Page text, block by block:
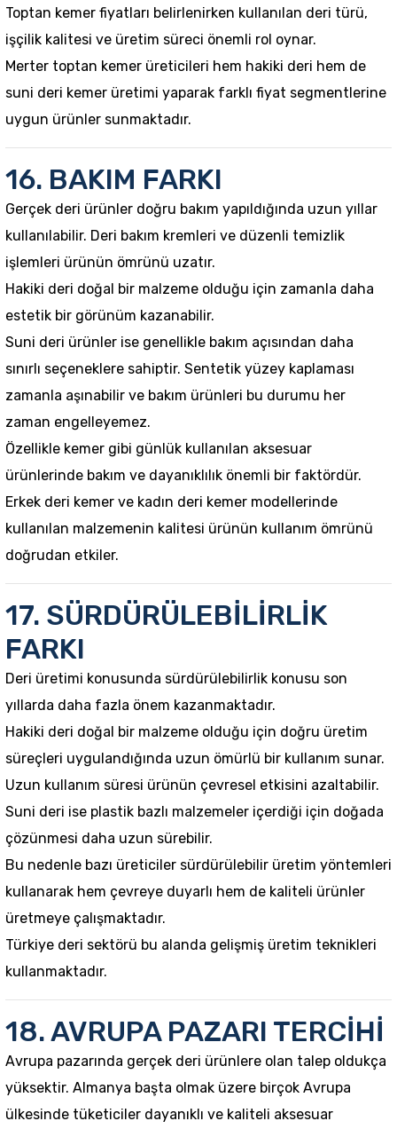
Toptan kemer fiyatları belirlenirken kullanılan deri türü,
işçilik kalitesi ve üretim süreci önemli rol oynar.
Merter toptan kemer üreticileri hem hakiki deri hem de
suni deri kemer üretimi yaparak farklı fiyat segmentlerine
uygun ürünler sunmaktadır.
16. BAKIM FARKI
Gerçek deri ürünler doğru bakım yapıldığında uzun yıllar
kullanılabilir. Deri bakım kremleri ve düzenli temizlik
işlemleri ürünün ömrünü uzatır.
Hakiki deri doğal bir malzeme olduğu için zamanla daha
estetik bir görünüm kazanabilir.
Suni deri ürünler ise genellikle bakım açısından daha
sınırlı seçeneklere sahiptir. Sentetik yüzey kaplaması
zamanla aşınabilir ve bakım ürünleri bu durumu her
zaman engelleyemez.
Özellikle kemer gibi günlük kullanılan aksesuar
ürünlerinde bakım ve dayanıklılık önemli bir faktördür.
Erkek deri kemer ve kadın deri kemer modellerinde
kullanılan malzemenin kalitesi ürünün kullanım ömrünü
doğrudan etkiler.
17. SÜRDÜRÜLEBİLİRLİK
FARKI
Deri üretimi konusunda sürdürülebilirlik konusu son
yıllarda daha fazla önem kazanmaktadır.
Hakiki deri doğal bir malzeme olduğu için doğru üretim
süreçleri uygulandığında uzun ömürlü bir kullanım sunar.
Uzun kullanım süresi ürünün çevresel etkisini azaltabilir.
Suni deri ise plastik bazlı malzemeler içerdiği için doğada
çözünmesi daha uzun sürebilir.
Bu nedenle bazı üreticiler sürdürülebilir üretim yöntemleri
kullanarak hem çevreye duyarlı hem de kaliteli ürünler
üretmeye çalışmaktadır.
Türkiye deri sektörü bu alanda gelişmiş üretim teknikleri
kullanmaktadır.
18. AVRUPA PAZARI TERCİHİ
Avrupa pazarında gerçek deri ürünlere olan talep oldukça
yüksektir. Almanya başta olmak üzere birçok Avrupa
ülkesinde tüketiciler dayanıklı ve kaliteli aksesuar